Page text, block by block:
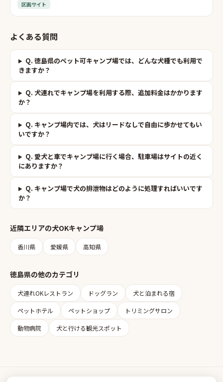
区画サイト
よくある質問
Q. 徳島県のペット可キャンプ場では、どんな犬種でも利用で
きますか？
Q. 犬連れでキャンプ場を利用する際、追加料金はかかります
か？
Q. キャンプ場内では、犬はリードなしで自由に歩かせてもい
いですか？
Q. 愛犬と車でキャンプ場に行く場合、駐車場はサイトの近く
にありますか？
Q. キャンプ場で犬の排泄物はどのように処理すればいいです
か？
近隣エリアの犬OKキャンプ場
香川県 愛媛県 高知県
徳島県の他のカテゴリ
犬連れOKレストラン ドッグラン 犬と泊まれる宿
ペットホテル ペットショップ トリミングサロン
動物病院 犬と行ける観光スポット